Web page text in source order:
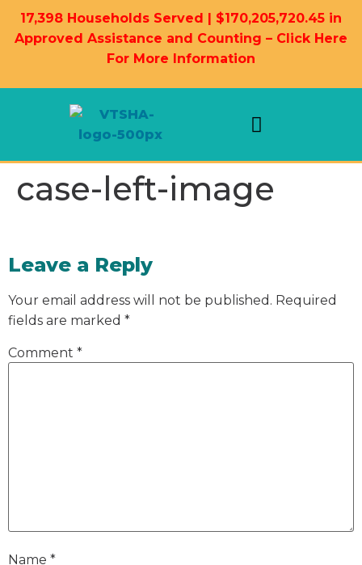
17,398 Households Served | $170,205,720.45 in
Approved Assistance and Counting – Click Here
For More Information
case-left-image
Leave a Reply
Your email address will not be published. Required
fields are marked *
Comment *
Name *